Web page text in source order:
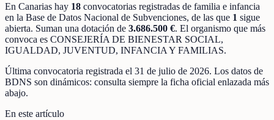
En Canarias hay 18 convocatorias registradas de familia e infancia
en la Base de Datos Nacional de Subvenciones, de las que 1 sigue
abierta. Suman una dotación de 3.686.500 €. El organismo que más
convoca es CONSEJERÍA DE BIENESTAR SOCIAL,
IGUALDAD, JUVENTUD, INFANCIA Y FAMILIAS.
Última convocatoria registrada el 31 de julio de 2026. Los datos de
BDNS son dinámicos: consulta siempre la ficha oficial enlazada más
abajo.
En este artículo